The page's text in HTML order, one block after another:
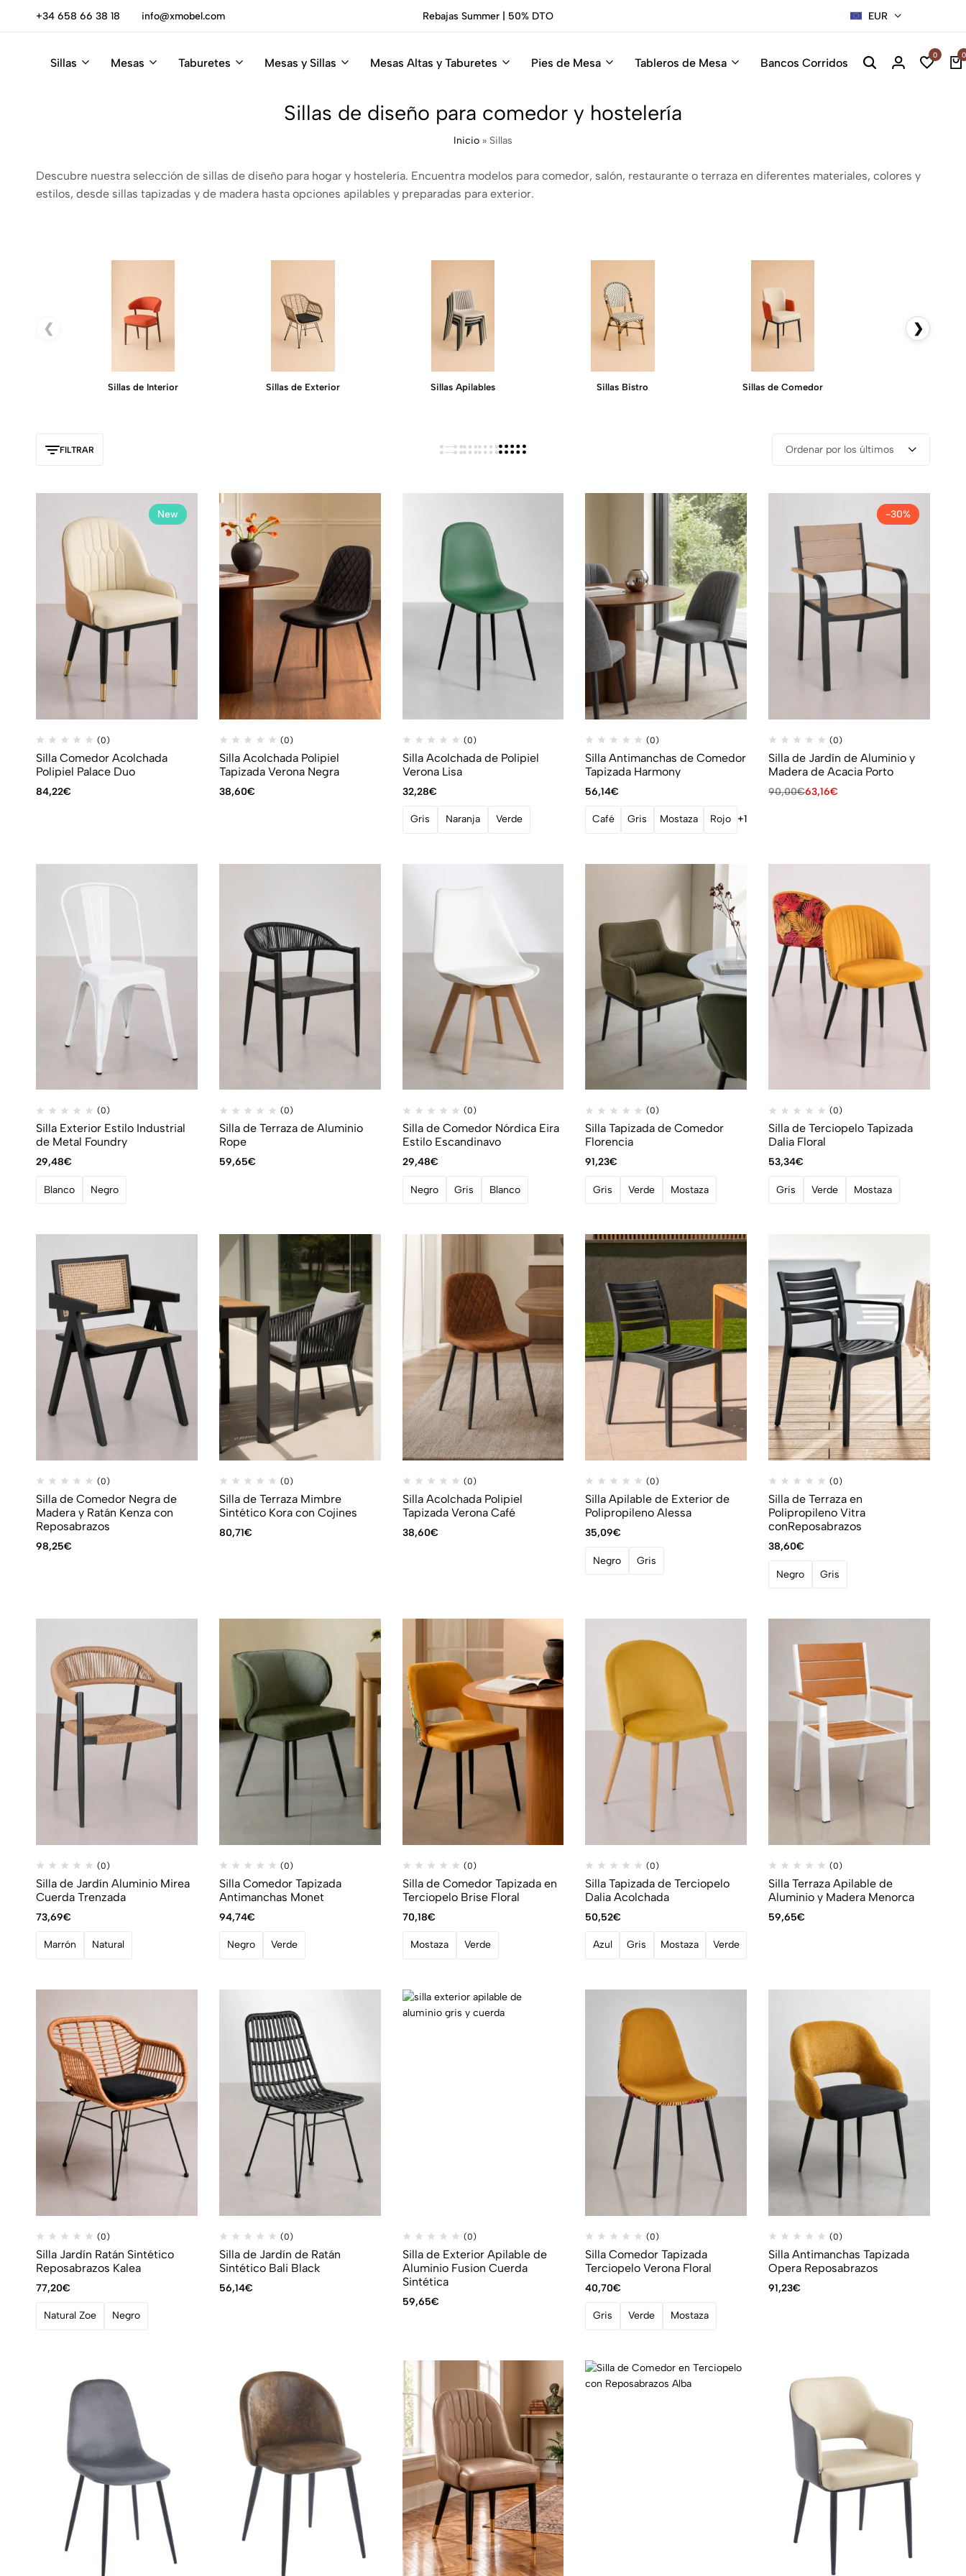
+34 658 66 38 18 info@xmobel.com Sillas Premium Hosteleria.Descúbrelas EUR
Sillas Mesas Taburetes Mesas y Sillas Mesas Altas y Taburetes Pies de Mesa Tableros de Mesa Bancos Corridos
0 0
Sillas de diseño para comedor y hostelería
Inicio » Sillas
Descubre nuestra selección de sillas de diseño para hogar y hostelería. Encuentra modelos para comedor, salón, restaurante o terraza en diferentes materiales, colores y
estilos, desde sillas tapizadas y de madera hasta opciones apilables y preparadas para exterior.
❮
Sillas de Interior Sillas de Exterior Sillas Apilables Sillas Bistro Sillas de Comedor
❯
FILTRAR Ordenar por los últimos
New
(0)
Silla Comedor Acolchada
Polipiel Palace Duo
84,22€
(0)
Silla Acolchada Polipiel
Tapizada Verona Negra
38,60€
(0)
Silla Acolchada de Polipiel
Verona Lisa
32,28€
Gris Naranja Verde
(0)
Silla Antimanchas de Comedor
Tapizada Harmony
56,14€
Café Gris Mostaza Rojo +1
-30%
(0)
Silla de Jardín de Aluminio y
Madera de Acacia Porto
90,00€63,16€
(0)
Silla Exterior Estilo Industrial
de Metal Foundry
29,48€
Blanco Negro
(0)
Silla de Terraza de Aluminio
Rope
59,65€
(0)
Silla de Comedor Nórdica Eira
Estilo Escandinavo
29,48€
Negro Gris Blanco
(0)
Silla Tapizada de Comedor
Florencia
91,23€
Gris Verde Mostaza
(0)
Silla de Terciopelo Tapizada
Dalia Floral
53,34€
Gris Verde Mostaza
(0)
Silla de Comedor Negra de
Madera y Ratán Kenza con
Reposabrazos
98,25€
(0)
Silla de Terraza Mimbre
Sintético Kora con Cojines
80,71€
(0)
Silla Acolchada Polipiel
Tapizada Verona Café
38,60€
(0)
Silla Apilable de Exterior de
Polipropileno Alessa
35,09€
Negro Gris
(0)
Silla de Terraza en
Polipropileno Vitra
conReposabrazos
38,60€
Negro Gris
(0)
Silla de Jardín Aluminio Mirea
Cuerda Trenzada
73,69€
Marrón Natural
(0)
Silla Comedor Tapizada
Antimanchas Monet
94,74€
Negro Verde
(0)
Silla de Comedor Tapizada en
Terciopelo Brise Floral
70,18€
Mostaza Verde
(0)
Silla Tapizada de Terciopelo
Dalia Acolchada
50,52€
Azul Gris Mostaza Verde
(0)
Silla Terraza Apilable de
Aluminio y Madera Menorca
59,65€
(0)
Silla Jardín Ratán Sintético
Reposabrazos Kalea
77,20€
Natural Zoe Negro
(0)
Silla de Jardín de Ratán
Sintético Bali Black
56,14€
(0)
Silla de Exterior Apilable de
Aluminio Fusion Cuerda
Sintética
59,65€
(0)
Silla Comedor Tapizada
Terciopelo Verona Floral
40,70€
Gris Verde Mostaza
(0)
Silla Antimanchas Tapizada
Opera Reposabrazos
91,23€